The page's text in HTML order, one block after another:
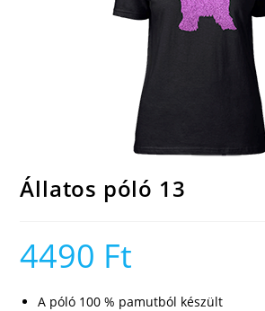
Állatos póló 13
4490 Ft
A póló 100 % pamutból készült